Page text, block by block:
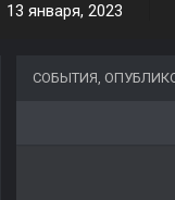
13 января, 2023
СОБЫТИЯ,